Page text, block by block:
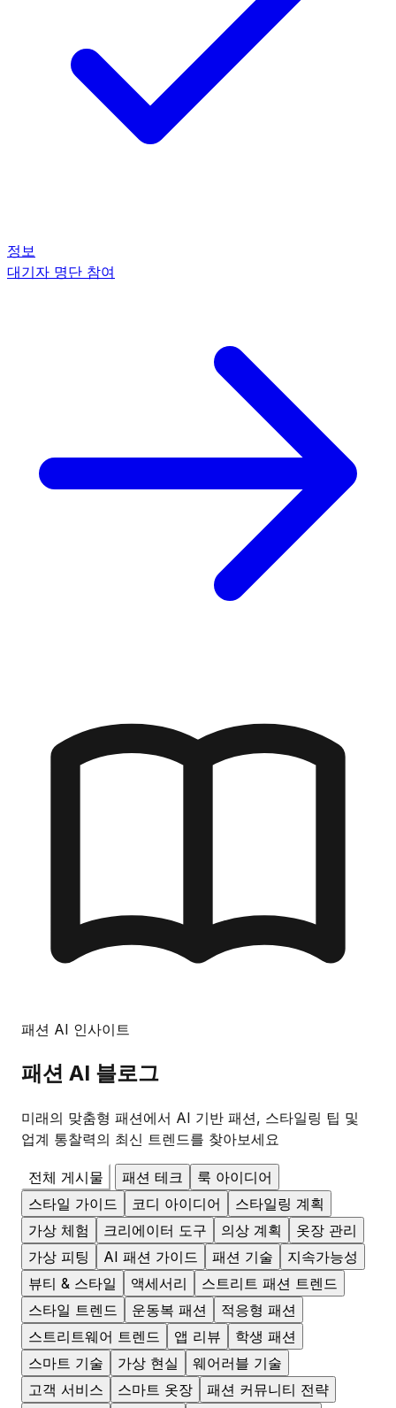
정보
대기자 명단 참여
패션 AI 인사이트
패션 AI 블로그
미래의 맞춤형 패션에서 AI 기반 패션, 스타일링 팁 및
업계 통찰력의 최신 트렌드를 찾아보세요
전체 게시물 패션 테크
룩 아이디어
스타일 가이드
코디 아이디어
스타일링 계획
가상 체험
크리에이터 도구 의상 계획
옷장 관리
가상 피팅
AI 패션 가이드 패션 기술
지속가능성
뷰티 & 스타일
액세서리
스트리트 패션 트렌드
스타일 트렌드
운동복 패션
적응형 패션
스트리트웨어 트렌드
앱 리뷰
학생 패션
스마트 기술
가상 현실
웨어러블 기술
고객 서비스
스마트 옷장
패션 커뮤니티 전략